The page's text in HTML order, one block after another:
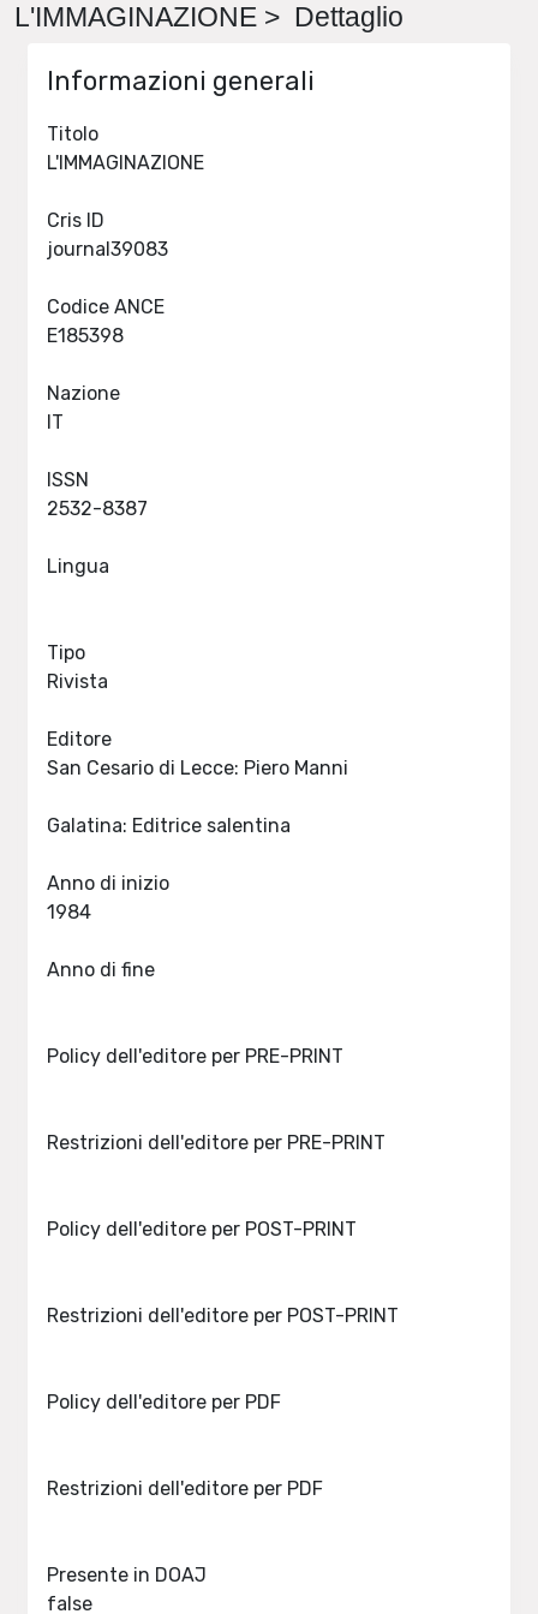
L'IMMAGINAZIONE > Dettaglio
Informazioni generali
Titolo
Cris ID
Codice ANCE
Nazione
ISSN
Lingua
Tipo
Rivista
Editore
San Cesario di Lecce: Piero Manni
Anno di inizio
Anno di fine
Policy dell'editore per PRE-PRINT
Restrizioni dell'editore per PRE-PRINT
Policy dell'editore per POST-PRINT
Restrizioni dell'editore per POST-PRINT
Policy dell'editore per PDF
Restrizioni dell'editore per PDF
Presente in DOAJ